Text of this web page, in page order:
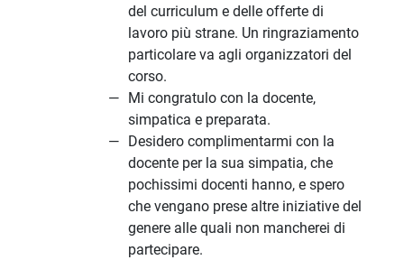
del curriculum e delle offerte di
lavoro più strane. Un ringraziamento
particolare va agli organizzatori del
corso.
Mi congratulo con la docente,
simpatica e preparata.
Desidero complimentarmi con la
docente per la sua simpatia, che
pochissimi docenti hanno, e spero
che vengano prese altre iniziative del
genere alle quali non mancherei di
partecipare.